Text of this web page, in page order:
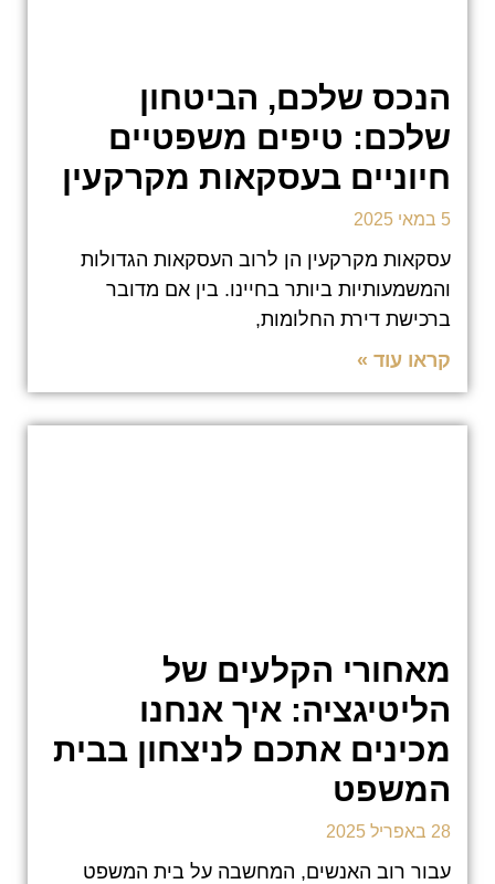
הנכס שלכם, הביטחון
שלכם: טיפים משפטיים
חיוניים בעסקאות מקרקעין
5 במאי 2025
עסקאות מקרקעין הן לרוב העסקאות הגדולות
והמשמעותיות ביותר בחיינו. בין אם מדובר
ברכישת דירת החלומות,
קראו עוד »
מאחורי הקלעים של
הליטיגציה: איך אנחנו
מכינים אתכם לניצחון בבית
המשפט
28 באפריל 2025
עבור רוב האנשים, המחשבה על בית המשפט